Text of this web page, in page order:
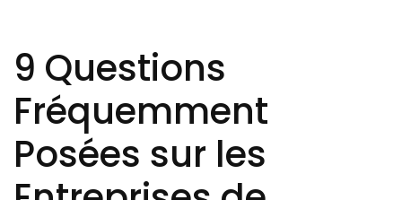
9 Questions
Fréquemment
Posées sur les